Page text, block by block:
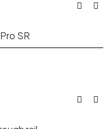
 
 